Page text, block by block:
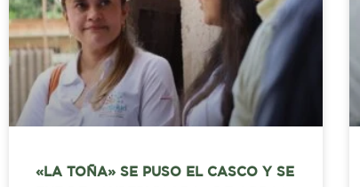
«LA TOÑA» SE PUSO EL CASCO Y SE